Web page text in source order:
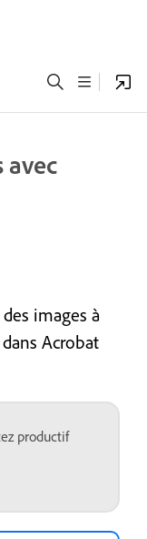
avec
images à
Acrobat
productif